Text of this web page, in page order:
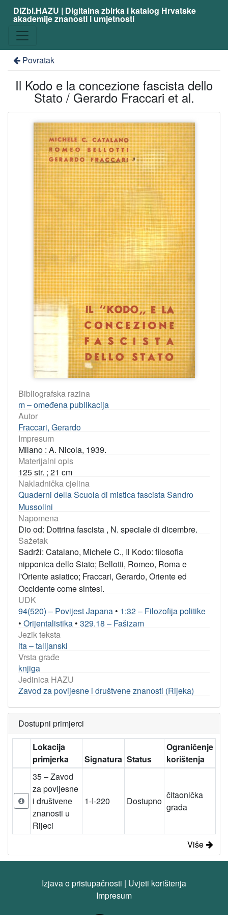
DiZbi.HAZU | Digitalna zbirka i katalog Hrvatske
akademije znanosti i umjetnosti
Povratak
Il Kodo e la concezione fascista dello
Stato / Gerardo Fraccari et al.
Bibliografska razina
m – omeđena publikacija
Autor
Fraccari, Gerardo
Impresum
Milano : A. Nicola, 1939.
Materijalni opis
125 str. ; 21 cm
Nakladnička cjelina
Quaderni della Scuola di mistica fascista Sandro
Mussolini
Napomena
Dio od: Dottrina fascista , N. speciale di dicembre.
Sažetak
Sadrži: Catalano, Michele C., Il Kodo: filosofia
nipponica dello Stato; Bellotti, Romeo, Roma e
l'Oriente asiatico; Fraccari, Gerardo, Oriente ed
Occidente come sintesi.
UDK
94(520) – Povijest Japana • 1:32 – Filozofija politike
• Orijentalistika • 329.18 – Fašizam
Jezik teksta
ita – talijanski
Vrsta građe
knjiga
Jedinica HAZU
Zavod za povijesne i društvene znanosti (Rijeka)
Dostupni primjerci
Lokacija
primjerka
Signatura Status
Ograničenje
korištenja
35 – Zavod
za povijesne
i društvene
znanosti u
Rijeci
1-I-220 Dostupno
čitaonička
građa
Više
Izjava o pristupačnosti | Uvjeti korištenja
Impresum